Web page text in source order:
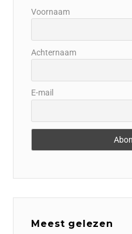
Voornaam
Achternaam
E-mail
Meest gelezen